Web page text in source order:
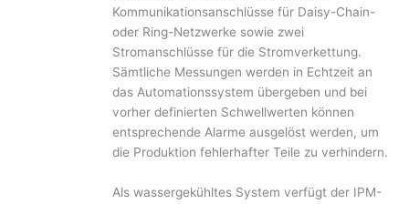
Kommunikationsanschlüsse für Daisy-Chain-
oder Ring-Netzwerke sowie zwei
Stromanschlüsse für die Stromverkettung.
Sämtliche Messungen werden in Echtzeit an
das Automationssystem übergeben und bei
vorher definierten Schwellwerten können
entsprechende Alarme ausgelöst werden, um
die Produktion fehlerhafter Teile zu verhindern.
Als wassergekühltes System verfügt der IPM-